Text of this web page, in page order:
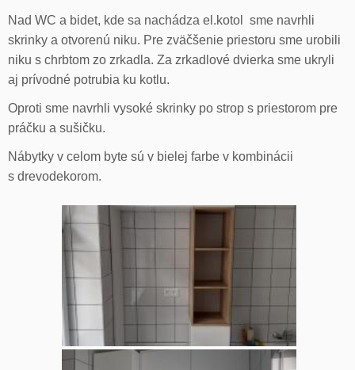
Nad WC a bidet, kde sa nachádza el.kotol sme navrhli
skrinky a otvorenú niku. Pre zväčšenie priestoru sme urobili
niku s chrbtom zo zrkadla. Za zrkadlové dvierka sme ukryli
aj prívodné potrubia ku kotlu.
Oproti sme navrhli vysoké skrinky po strop s priestorom pre
práčku a sušičku.
Nábytky v celom byte sú v bielej farbe v kombinácii
s drevodekorom.